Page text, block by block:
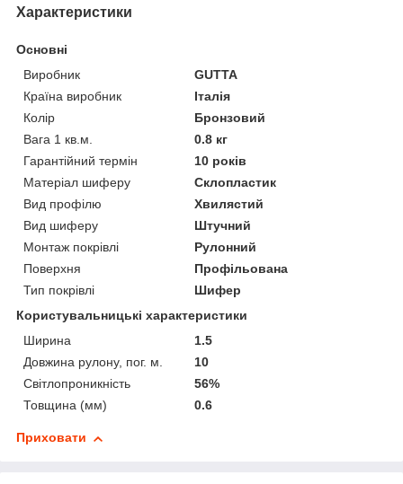
Характеристики
Основні
Виробник
GUTTA
Країна виробник
Італія
Колір
Бронзовий
Вага 1 кв.м.
0.8 кг
Гарантійний термін
10 років
Матеріал шиферу
Склопластик
Вид профілю
Хвилястий
Вид шиферу
Штучний
Монтаж покрівлі
Рулонний
Поверхня
Профільована
Тип покрівлі
Шифер
Користувальницькі характеристики
Ширина
1.5
Довжина рулону, пог. м.
10
Світлопроникність
56%
Товщина (мм)
0.6
Приховати